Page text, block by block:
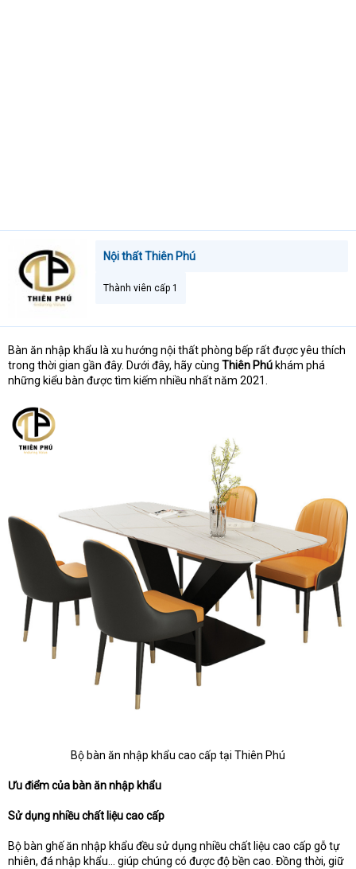
Nội thất Thiên Phú
Thành viên cấp 1
Bàn ăn nhập khẩu là xu hướng nội thất phòng bếp rất được yêu thích
trong thời gian gần đây. Dưới đây, hãy cùng Thiên Phú khám phá
những kiểu bàn được tìm kiếm nhiều nhất năm 2021.
Bộ bàn ăn nhập khẩu cao cấp tại Thiên Phú​
Ưu điểm của bàn ăn nhập khẩu
Sử dụng nhiều chất liệu cao cấp
Bộ bàn ghế ăn nhập khẩu đều sử dụng nhiều chất liệu cao cấp gỗ tự
nhiên, đá nhập khẩu… giúp chúng có được độ bền cao. Đồng thời, giữ